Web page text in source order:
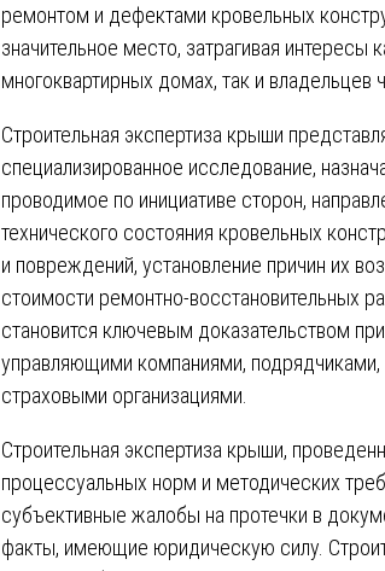
ремонтом и дефектами кровельных
значительное место, затрагивая интересы
многоквартирных домах, так и владельцев
Строительная экспертиза крыши
специализированное исследование,
проводимое по инициативе сторон,
технического состояния кровельных
и повреждений, установление причин их
стоимости ремонтно-восстановительных
становится ключевым доказательством
управляющими компаниями,
страховыми организациями.
Строительная экспертиза крыши,
процессуальных норм и методических
субъективные жалобы на протечки в
факты, имеющие юридическую силу.